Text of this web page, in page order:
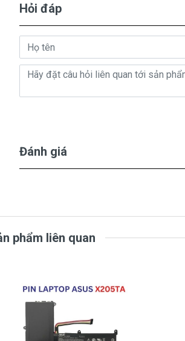
Riêng shop Doctorlaptop chỉ có
Pin AsusC21N1401 Oem pin
( Pin Oem pin thay thế của
Pin laptopAsusC21N1401
* 1 đổi 1 trong thời gian bảo hành
* Các trường hợp không được bảo
- Pin Asus bị rơi vỡ không còn nguyên
- Pin Asus bị ngập nước.
Hỏi đáp
Đánh giá
phẩm liên quan